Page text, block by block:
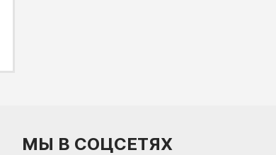
МЫ В СОЦСЕТЯХ